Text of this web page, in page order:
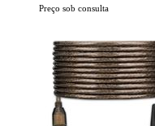
Preço sob consulta